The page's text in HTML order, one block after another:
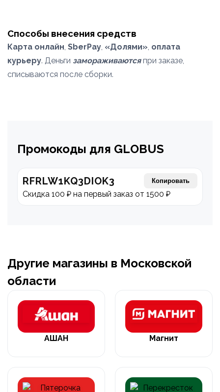
Способы внесения средств
Карта онлайн, SberPay, «Долями», оплата
курьеру. Деньги замораживаютсяпри заказе,
списываются после сборки.
Промокоды для GLOBUS
RFRLW1KQ3DIOK3 Копировать
Скидка 100 ₽ на первый заказ от 1500 ₽
Другие магазины в Московской
области
АШАН Магнит